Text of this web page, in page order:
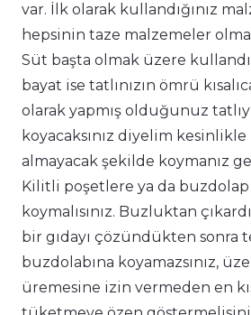
var. İlk olarak kullandığınız
hepsinin taze malzemeler
Süt başta olmak üzere
bayat ise tatlınızın ömrü
olarak yapmış olduğunuz
koyacaksınız diyelim
almayacak şekilde koymanız
Kilitli poşetlere ya da
koymalısınız. Buzluktan
bir gıdayı çözündükten sonra
buzdolabına koyamazsınız,
üremesine izin vermeden en